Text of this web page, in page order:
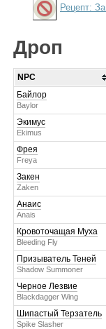
Рецепт:
Дроп
NPC
Байлор
Baylor
Экимус
Ekimus
Фрея
Freya
Закен
Zaken
Анаис
Anais
Кровоточащая Муха
Bleeding Fly
Призыватель Теней
Shadow Summoner
Черное Лезвие
Blackdagger Wing
Шипастый Терзатель
Spike Slasher